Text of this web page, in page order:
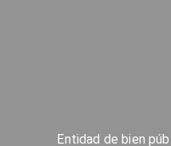
Entidad de bien